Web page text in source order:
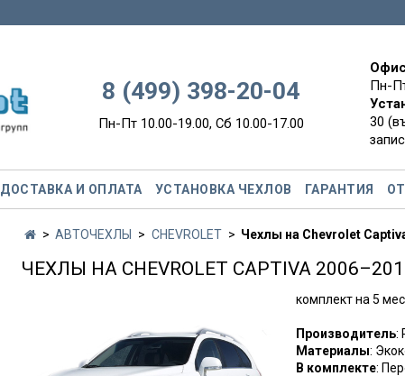
8 (499) 398-20-04
Пн-Пт 10.00-19.00, Сб 10.00-17.00
Офис
Пн-
30
ДОСТАВКА И ОПЛАТА УСТАНОВКА ЧЕХЛОВ ГАРАНТИЯ
АВТОЧЕХЛЫ CHEVROLET Чехлы на Chevrolet
ЧЕХЛЫ НА CHEVROLET CAPTIVA
комплект на 5
Производитель:
Материалы:
В комплекте: